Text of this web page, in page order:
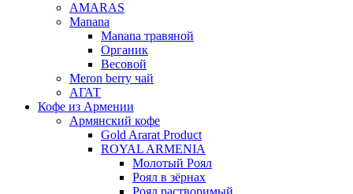
AMARAS
Manana
Manana травяной
Органик
Весовой
Meron berry чай
АГАТ
Кофе из Армении
Армянский кофе
Gold Ararat Product
ROYAL ARMENIA
Молотый Роял
Роял в зёрнах
Роял растворимый